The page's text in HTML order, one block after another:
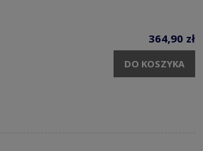
364,90 zł
DO KOSZYKA